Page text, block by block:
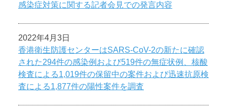
感染症対策に関する記者会見での発言内容
2022年4月3日
香港衛生防護センターはSARS-CoV-2の新たに確認
された294件の感染例および519件の無症状例、核酸
検査による1,019件の保留中の案件および迅速抗原検
査による1,877件の陽性案件を調査